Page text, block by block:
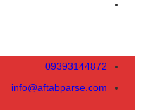
09393144872
info@aftabparse.com